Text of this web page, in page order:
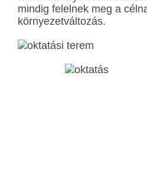
mindig felelnek meg a
környezetváltozás.